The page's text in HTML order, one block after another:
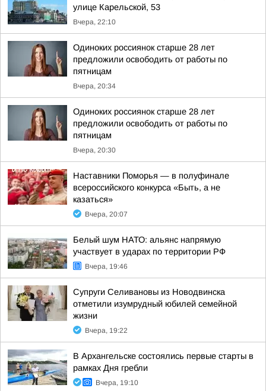
улице Карельской, 53
Вчера, 22:10
Одиноких россиянок старше 28 лет
предложили освободить от работы по
пятницам
Вчера, 20:34
Одиноких россиянок старше 28 лет
предложили освободить от работы по
пятницам
Вчера, 20:30
Наставники Поморья — в полуфинале
всероссийского конкурса «Быть, а не
казаться»
Вчера, 20:07
Белый шум НАТО: альянс напрямую
участвует в ударах по территории РФ
Вчера, 19:46
Супруги Селивановы из Новодвинска
отметили изумрудный юбилей семейной
жизни
Вчера, 19:22
В Архангельске состоялись первые старты в
рамках Дня гребли
Вчера, 19:10